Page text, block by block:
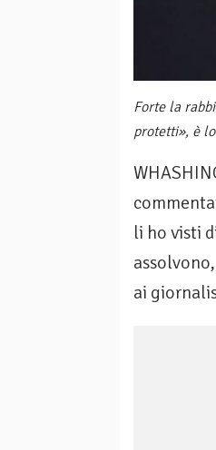
Forte la
protetti», è
li ho visti
ai